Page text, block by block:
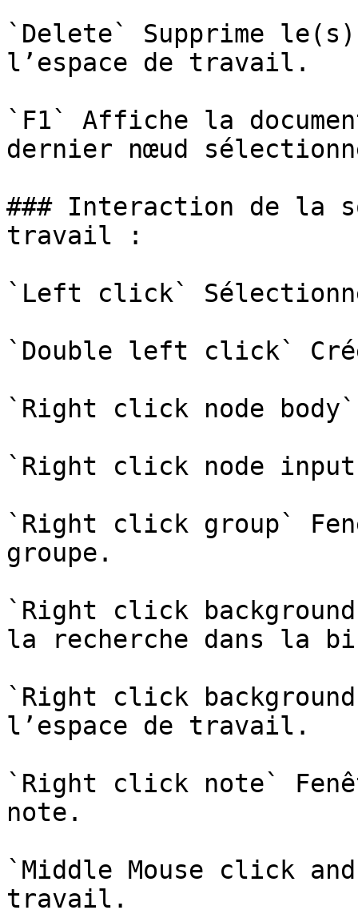
`Delete` Supprime
l’espace de travail.
`F1` Affiche la
dernier nœud
### Interaction de la
travail :
`Left click`
`Double left click`
`Right click node
`Right click node
`Right click group`
groupe.
`Right click
la recherche dans la
`Right click
l’espace de travail.
`Right click note`
note.
`Middle Mouse click
travail.